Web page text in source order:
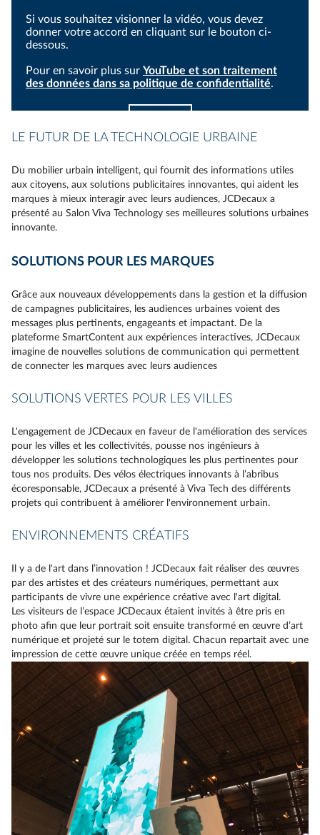
Si vous souhaitez visionner la vidéo, vous devez
donner votre accord en cliquant sur le bouton ci-
dessous.
Pour en savoir plus sur YouTube et son traitement
des données dans sa politique de confidentialité.
LE FUTUR DE LA TECHNOLOGIE URBAINE
Du mobilier urbain intelligent, qui fournit des informations utiles
aux citoyens, aux solutions publicitaires innovantes, qui aident les
marques à mieux interagir avec leurs audiences, JCDecaux a
présenté au Salon Viva Technology ses meilleures solutions urbaines
innovante.
SOLUTIONS POUR LES MARQUES
Grâce aux nouveaux développements dans la gestion et la diffusion
de campagnes publicitaires, les audiences urbaines voient des
messages plus pertinents, engageants et impactant. De la
plateforme SmartContent aux expériences interactives, JCDecaux
imagine de nouvelles solutions de communication qui permettent
de connecter les marques avec leurs audiences
SOLUTIONS VERTES POUR LES VILLES
L'engagement de JCDecaux en faveur de l'amélioration des services
pour les villes et les collectivités, pousse nos ingénieurs à
développer les solutions technologiques les plus pertinentes pour
tous nos produits. Des vélos électriques innovants à l’abribus
écoresponsable, JCDecaux a présenté à Viva Tech des différents
projets qui contribuent à améliorer l'environnement urbain.
ENVIRONNEMENTS CRÉATIFS
Il y a de l'art dans l’innovation ! JCDecaux fait réaliser des œuvres
par des artistes et des créateurs numériques, permettant aux
participants de vivre une expérience créative avec l'art digital.
Les visiteurs de l’espace JCDecaux étaient invités à être pris en
photo afin que leur portrait soit ensuite transformé en œuvre d’art
numérique et projeté sur le totem digital. Chacun repartait avec une
impression de cette œuvre unique créée en temps réel.